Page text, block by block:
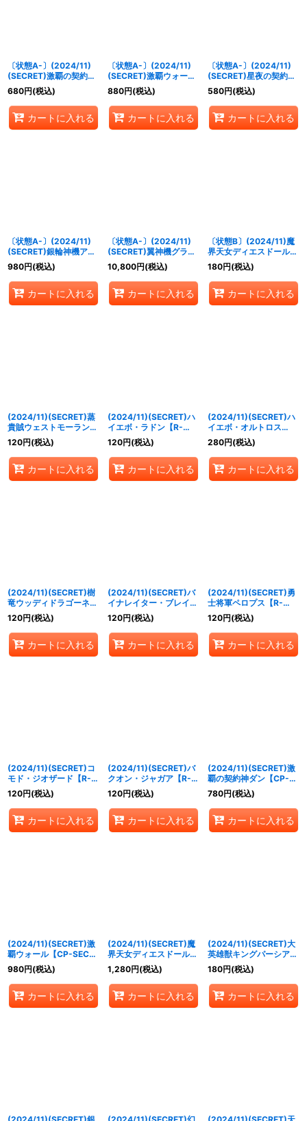
〔状態A-〕(2024/11)
(SECRET)激覇の契約神
ダン【CP-SEC】
{BS70-CP01}《赤》
680円(税込)
カートに入れる
〔状態A-〕(2024/11)
(SECRET)激覇ウォール
【CP-SEC】{BS70-
CP02}《多》
880円(税込)
カートに入れる
〔状態A-〕(2024/11)
(SECRET)星夜の契約神
ウラノス【契約X-SEC】
{BS70-CX03}《黄》
580円(税込)
カートに入れる
〔状態A-〕(2024/11)
(SECRET)銀輪神機アリ
アンロッド【X-SEC】
{BS70-X04}《白》
980円(税込)
カートに入れる
〔状態A-〕(2024/11)
(SECRET)翼神機グラ
ン・ウォーデン
XV【XV-SEC】{BS70-
XV04}《白》
10,800円(税込)
カートに入れる
〔状態B〕(2024/11)魔
界天女ディエスドール
【X】{BS70-X02}
《紫》
180円(税込)
カートに入れる
(2024/11)(SECRET)蒸
貴賊ウェストモーランド
【M-SEC】{BS70-
067}《青》
120円(税込)
カートに入れる
(2024/11)(SECRET)ハ
イエボ・ラドン【R-
SEC】{BS70-057}
《黄》
120円(税込)
カートに入れる
(2024/11)(SECRET)ハ
イエボ・オルトロス
【M-SEC】{BS70-
054}《黄》
280円(税込)
カートに入れる
(2024/11)(SECRET)樹
竜ウッディドラゴーネ
【M-SEC】{BS70-
027}《緑》
120円(税込)
カートに入れる
(2024/11)(SECRET)バ
イナレイター・ブレイ
ズ・グロウ【M-SEC】
{BS70-011}《赤》
120円(税込)
カートに入れる
(2024/11)(SECRET)勇
士将軍ペロプス【R-
SEC】{BS70-034}
《緑》
120円(税込)
カートに入れる
(2024/11)(SECRET)コ
モド・ジオザード【R-
SEC】{BS70-012}
《赤》
120円(税込)
カートに入れる
(2024/11)(SECRET)バ
クオン・ジャガア【R-
SEC】{BS70-065}
《青》
120円(税込)
カートに入れる
(2024/11)(SECRET)激
覇の契約神ダン【CP-
SEC】{BS70-CP01}
《赤》
780円(税込)
カートに入れる
(2024/11)(SECRET)激
覇ウォール【CP-SEC】
{BS70-CP02}《多》
980円(税込)
カートに入れる
(2024/11)(SECRET)魔
界天女ディエスドール
【X-SEC】{BS70-X02}
《紫》
1,280円(税込)
カートに入れる
(2024/11)(SECRET)大
英雄獣キングパーシアス
【X-SEC】{BS70-X03}
《緑》
180円(税込)
カートに入れる